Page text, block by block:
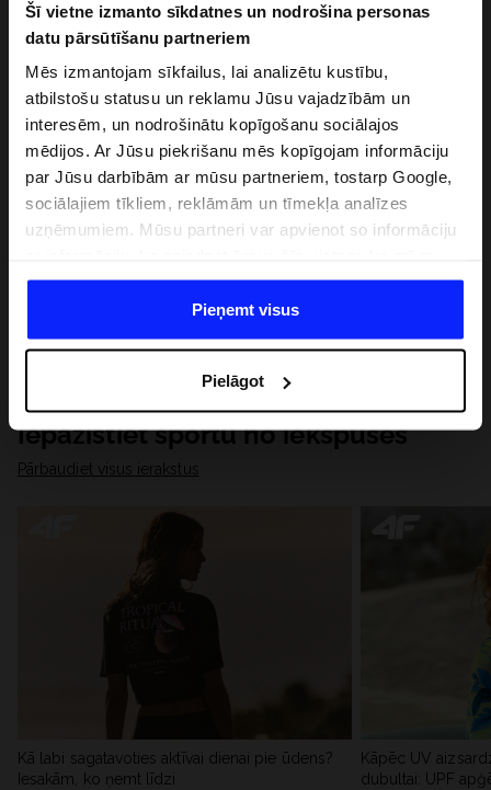
Šī vietne izmanto sīkdatnes un nodrošina personas
datu pārsūtīšanu partneriem
Mēs izmantojam sīkfailus, lai analizētu kustību,
atbilstošu statusu un reklamu Jūsu vajadzībām un
interesēm, un nodrošinātu kopīgošanu sociālajos
mēdijos. Ar Jūsu piekrišanu mēs kopīgojam informāciju
par Jūsu darbībām ar mūsu partneriem, tostarp Google,
sociālajiem tīkliem, reklāmām un tīmekļa analīzes
uzņēmumiem. Mūsu partneri var apvienot so informāciju
datiem, ko viņi iegūst, izmantojot viņu pakalpojumus. Ar
Jūsu atļauju, mēs varam pārsūtīt Jūsu personas datus
saviem partneriem, lai uzlabotu veidu, kadā tiek rādīta
saturu un uzlabotu mūsu partneru piedāvātos risinajumus
( piem. socialos tīklus). Detalizētu informāciju var atrast
mūsu Privātuma politikā un sadaļā "Detaļas".
Pieņemt visus
Pielāgot
Iepazīstiet sportu no iekšpuses
Pārbaudiet visus ierakstus
Kā labi sagatavoties aktīvai dienai pie ūdens?
Iesakām, ko ņemt līdzi
Kāpēc UV
dubultai: UPF